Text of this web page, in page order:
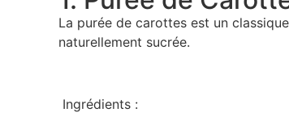
La purée de carottes est un
naturellement sucrée.
Ingrédients :